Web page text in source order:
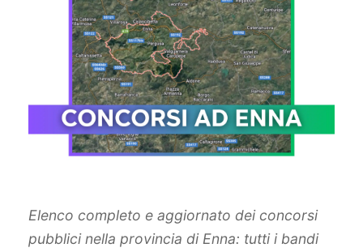
Elenco completo e aggiornato dei concorsi
pubblici nella provincia di Enna: tutti i bandi